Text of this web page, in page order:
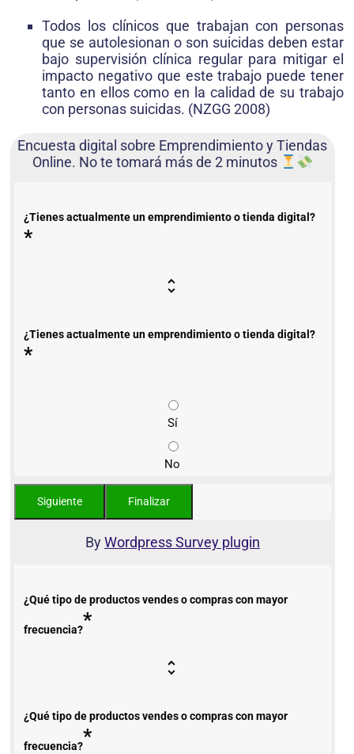
Todos los clínicos que trabajan con personas
que se autolesionan o son suicidas deben estar
bajo supervisión clínica regular para mitigar el
impacto negativo que este trabajo puede tener
tanto en ellos como en la calidad de su trabajo
con personas suicidas. (NZGG 2008)
Encuesta digital sobre Emprendimiento y Tiendas
Online. No te tomará más de 2 minutos
¿Tienes actualmente un emprendimiento o tienda digital?
*
¿Tienes actualmente un emprendimiento o tienda digital?
*
Sí
No
ByWordpress Survey plugin
¿Qué tipo de productos vendes o compras con mayor
frecuencia?*
¿Qué tipo de productos vendes o compras con mayor
frecuencia?*